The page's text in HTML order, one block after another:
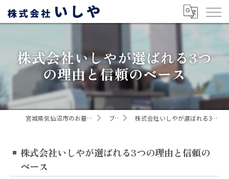
株式会社いしやが選ばれる3つ
の理由と信頼のベース
宮城県気仙沼市のお墓なら株式会社いしや ブログ 株式会社いしやが選ばれる3つの理由と信頼のベース
株式会社いしやが選ばれる3つの理由と信頼の
ベース